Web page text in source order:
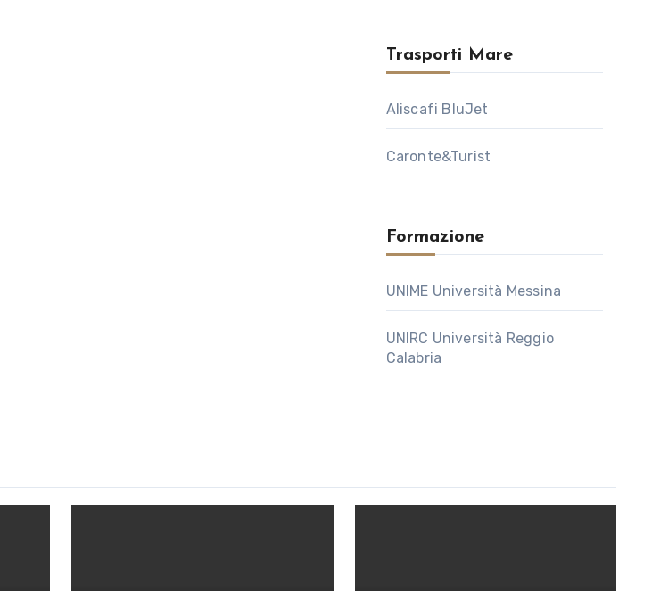
Trasporti Mare
Aliscafi BluJet
Caronte&Turist
Formazione
UNIME Università Messina
UNIRC Università Reggio
Calabria